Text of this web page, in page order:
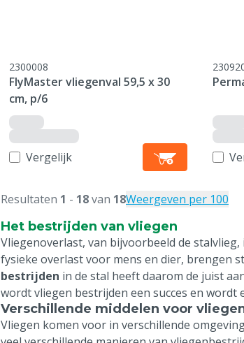
2300008
FlyMaster vliegenval 59,5 x 30
cm, p/6
Vergelijk
Resultaten 1 - 18van 18Weergeven per 100
Het bestrijden van vliegen
Vliegenoverlast, van bijvoorbeeld de
fysieke overlast voor mens en dier, brengen
bestrijden in de stal heeft daarom de juist
wordt vliegen bestrijden een succes en wordt
Verschillende middelen voor
Vliegen komen voor in verschillende